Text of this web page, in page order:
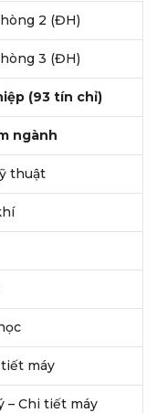
2 (ĐH)
3 (ĐH)
(93 tín chỉ)
ngành
thuật
máy
– Chi tiết máy